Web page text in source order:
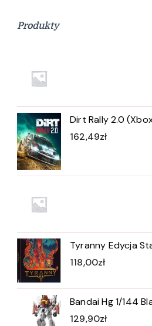
Produkty
Dirt Rally 2.0
162,49zł
Tyranny Edycja
118,00zł
Bandai Hg 1/144
129,90zł